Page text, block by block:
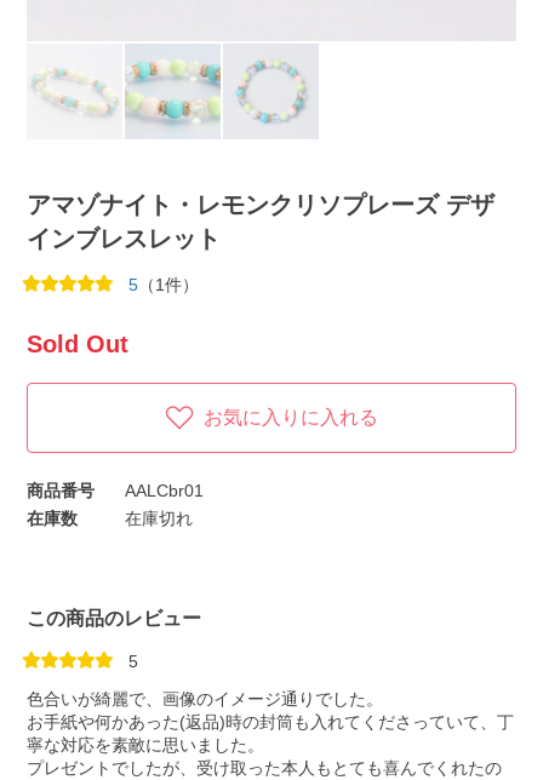
アマゾナイト・レモンクリソプレーズ デザ
インブレスレット
5 （1件）
Sold Out
お気に入りに入れる
商品番号
AALCbr01
在庫数
在庫切れ
この商品のレビュー
5
色合いが綺麗で、画像のイメージ通りでした。
お手紙や何かあった(返品)時の封筒も入れてくださっていて、丁
寧な対応を素敵に思いました。
プレゼントでしたが、受け取った本人もとても喜んでくれたの